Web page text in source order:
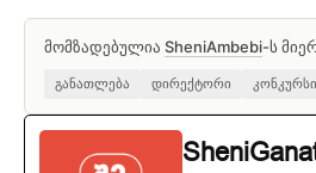
მომზადებულია SheniAmbebi-ს
განათლება დირექტორი კონკურსი